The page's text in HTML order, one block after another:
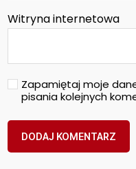
Witryna internetowa
Zapamiętaj moje
pisania kolejnych